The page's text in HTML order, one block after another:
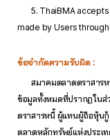
5. ThaiBMA
made by Users
ข้อจำกัดความรับผิด :
สมาคมตลาดตราสารห
ข้อมูลทั้งหมดที่ปรากฏในส่
ตราสารหนี้ ผู้แทนผู้ถือหุ้นกู้
ตลาดหลักทรัพย์แห่งประเ